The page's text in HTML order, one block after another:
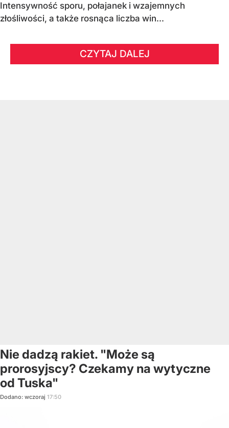
Intensywność sporu, połajanek i wzajemnych
złośliwości, a także rosnąca liczba win...
CZYTAJ DALEJ
Nie dadzą rakiet. "Może są
prorosyjscy? Czekamy na wytyczne
od Tuska"
Dodano: wczoraj 17:50